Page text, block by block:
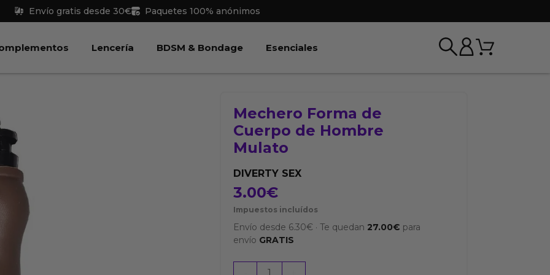
Envío gratis desde 30€ Paquetes 100% anónimos
Juguetes Abrir Complementos
Lencería Abrir Lencería
BDSM & Bondage Abrir BDSM & Bondage
Esenciales Carrito
Mechero Forma de
Cuerpo de Hombre
Mulato
DIVERTY SEX
3.00€
Impuestos incluídos
Envío desde 6.30€ ·Te quedan 27.00€ para
envío GRATIS
Mechero